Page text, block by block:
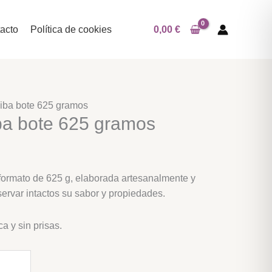
Política de cookies 0,00 €
bote 625 gramos
bote 625 gramos
de 625 g, elaborada artesanalmente y
intactos su sabor y propiedades.
y sin prisas.